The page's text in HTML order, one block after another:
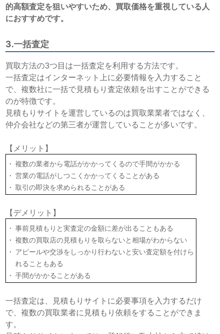
的高額査定を狙いやすいため、買取価格を重視している人
におすすめです。
3.一括査定
買取方法の3つ目は一括査定を利用する方法です。
一括査定はインターネット上に必要情報を入力すること
で、複数社に一括で見積もり査定依頼を出すことができる
のが特徴です。
見積もりサイトを運営しているのは買取業業者ではなく、
仲介会社などの第三者が運営していることが多いです。
【メリット】
複数の業者から電話がかかってくるので手間がかかる
営業の電話がしつこくかかってくることがある
取引の即決を求められることがある
【デメリット】
事前見積もりと実査定の金額に差が出ることもある
複数の買取店の見積もりを取らないと相場がわからない
アピールや交渉をしっかり行わないと安い査定額を付けら
れることもある
手間がかかることがある
一括査定は、見積もりサイトに必要事項を入力するだけ
で、複数の買取業者に見積もり依頼をすることができま
す。